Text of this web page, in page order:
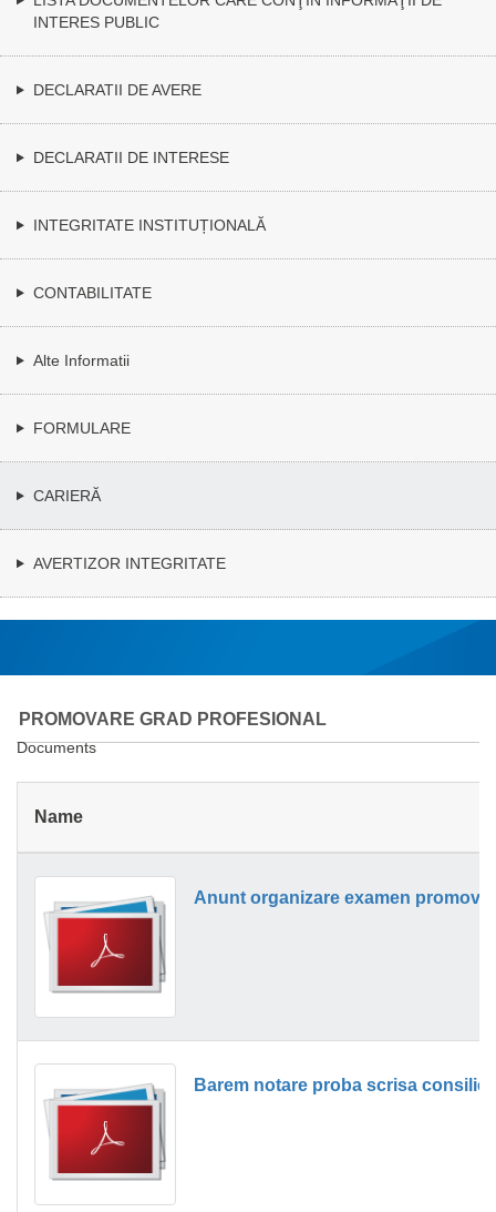
INTERES PUBLIC
DECLARATII DE AVERE
DECLARATII DE INTERESE
INTEGRITATE INSTITUȚIONALĂ
CONTABILITATE
Alte Informatii
FORMULARE
CARIERĂ
AVERTIZOR INTEGRITATE
PROMOVARE GRAD PROFESIONAL
Documents
Name